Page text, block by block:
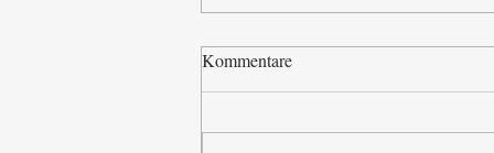
Kommentare